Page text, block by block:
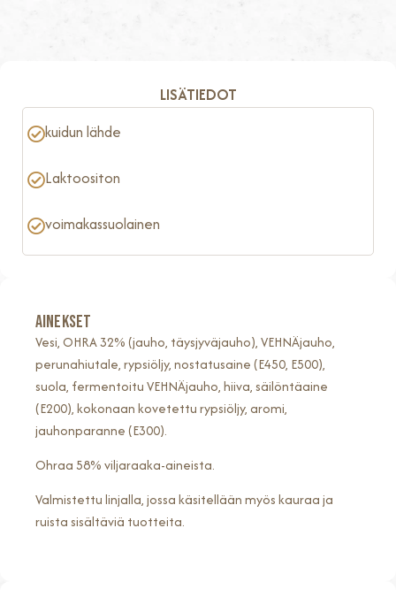
LISÄTIEDOT
kuidun lähde
Laktoositon
voimakassuolainen
AINEKSET
Vesi, OHRA 32% (jauho, täysjyväjauho), VEHNÄjauho,
perunahiutale, rypsiöljy, nostatusaine (E450, E500),
suola, fermentoitu VEHNÄjauho, hiiva, säilöntäaine
(E200), kokonaan kovetettu rypsiöljy, aromi,
jauhonparanne (E300).
Ohraa 58% viljaraaka-aineista.
Valmistettu linjalla, jossa käsitellään myös kauraa ja
ruista sisältäviä tuotteita.